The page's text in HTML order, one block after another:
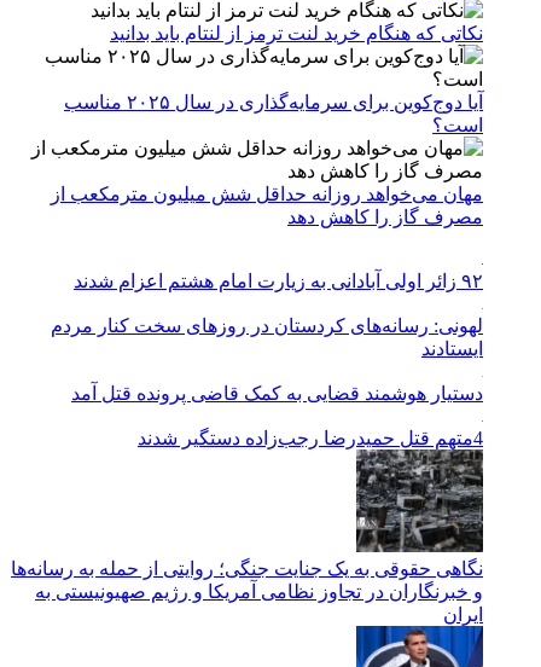
نکاتی که هنگام خرید لنت ترمز از لنتام باید بدانید
آیا دوج‌کوین برای سرمایه‌گذاری در سال ۲۰۲۵ مناسب
است؟
مهان می‌خواهد روزانه حداقل شش میلیون مترمکعب از
مصرف گاز را کاهش دهد
۹۲ زائر اولی آبادانی به زیارت امام هشتم اعزام شدند
لهونی: رسانه‌های کردستان در روزهای سخت کنار مردم
ایستادند
دستیار هوشمند قضایی به کمک قاضی پرونده قتل آمد
4متهم قتل حمیدرضا رجب‌زاده دستگیر شدند
نگاهی حقوقی به یک جنایت جنگی؛ روایتی از حمله به رسانه‌ها
و خبرنگاران در تجاوز نظامی آمریکا و رژیم صهیونیستی به
ایران